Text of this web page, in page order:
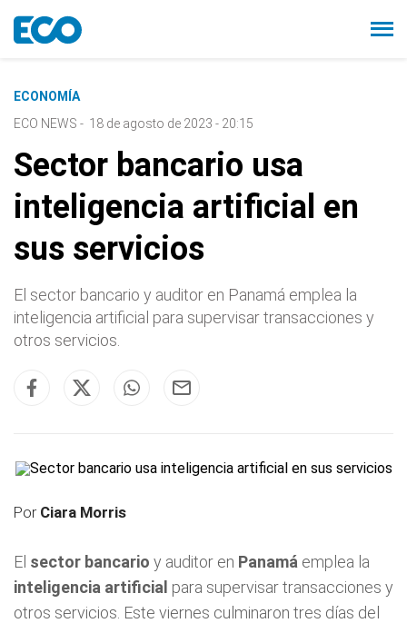
ECONOMÍA
ECO NEWS - 18 de agosto de 2023 - 20:15
Sector bancario usa
inteligencia artificial en
sus servicios
El sector bancario y auditor en Panamá emplea la
inteligencia artificial para supervisar transacciones y
otros servicios.
Por Ciara Morris
El sector bancario y auditor en Panamá emplea la
inteligencia artificial para supervisar transacciones y
otros servicios. Este viernes culminaron tres días del